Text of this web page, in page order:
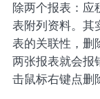
除两个报表：应
表附列资料。其
表的关联性，删
两张报表就会报
击鼠标右键点删